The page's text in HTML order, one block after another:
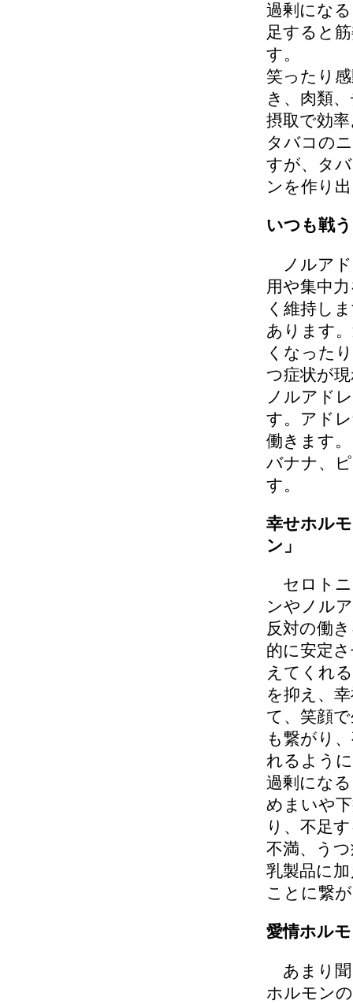
過剰にな
足すると
す。
笑ったり
き、肉類
摂取で効
タバコの
すが、タ
ンを作り
いつも戦
ノルアド
用や集中
く維持し
あります
くなった
つ症状が
ノルアド
す。アド
働きます
バナナ、
す。
幸せホル
ン」
セロトニ
ンやノル
反対の働
的に安定
えてくれ
を抑え、
て、笑顔
も繋がり
れるよう
過剰にな
めまいや
り、不足
不満、う
乳製品に
ことに繋
愛情ホル
あまり聞
ホルモン